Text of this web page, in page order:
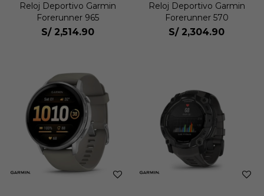
Reloj Deportivo Garmin
Forerunner 965
S/ 2,514.90
Reloj Deportivo Garmin
Forerunner 570
S/ 2,304.90